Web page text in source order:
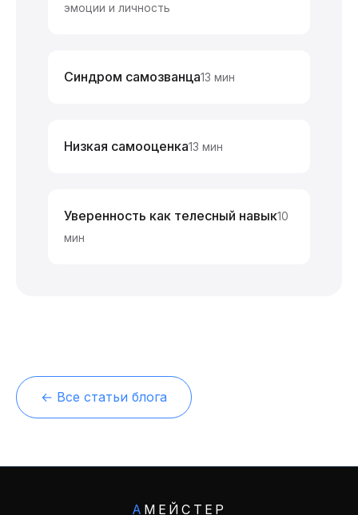
эмоции и личность
Синдром самозванца13 мин
Низкая самооценка13 мин
Уверенность как телесный навык10
мин
← Все статьи блога
А МЕЙСТЕР